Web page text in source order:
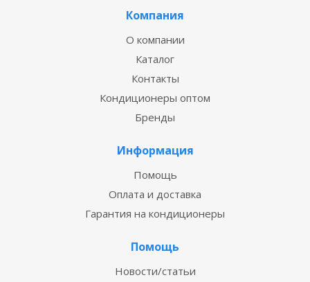
Компания
О компании
Каталог
Контакты
Кондиционеры оптом
Бренды
Информация
Помощь
Оплата и доставка
Гарантия на кондиционеры
Помощь
Новости/статьи